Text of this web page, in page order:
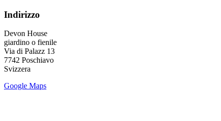
Indirizzo
Devon House
giardino o fienile
Via di Palazz 13
7742 Poschiavo
Svizzera
Google Maps